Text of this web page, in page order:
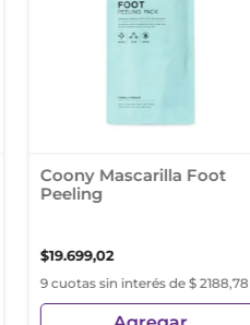
Coony Mascarilla Foot
Peeling
$19.699,02
9 cuotas sin interés de $ 2188,78